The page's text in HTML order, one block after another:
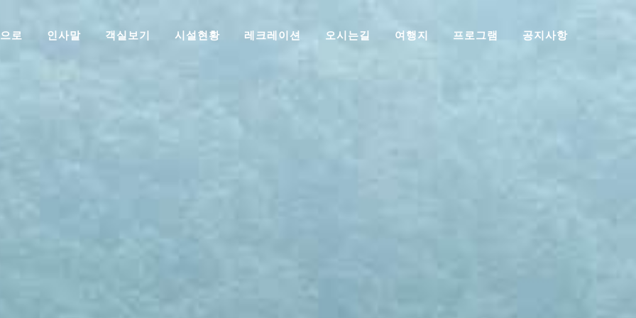
로 인사말 객실보기 시설현황 레크레이션 오시는길 여행지 프로그램 공지사항